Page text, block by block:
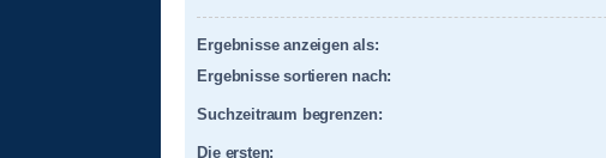
Ergebnisse anzeigen als:
Ergebnisse sortieren nach:
Suchzeitraum begrenzen:
Die ersten: